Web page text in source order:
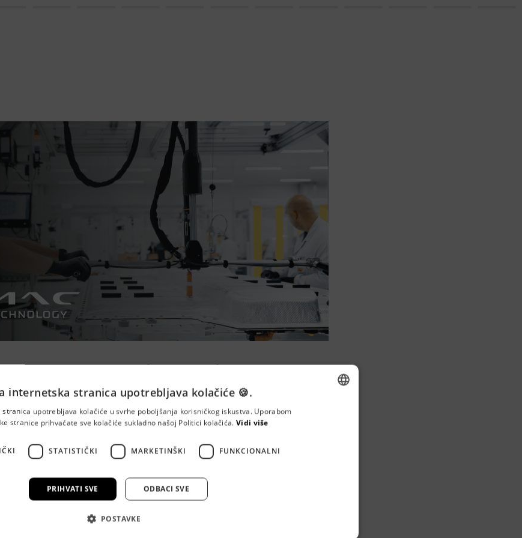
- Proizvodni Operater /
Operator
internetska stranica upotrebljava kolačiće 🍪.
upotrebljava kolačiće u svrhe poboljšanja korisničkog iskustva. Uporabom
stranice prihvaćate sve kolačiće sukladno našoj Politici kolačića. Vidi više
STATISTIČKI MARKETINŠKI FUNKCIONALNI
PRIHVATI SVE ODBACI SVE
POSTAVKE